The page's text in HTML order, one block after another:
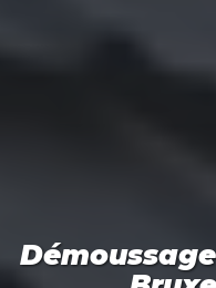
Démoussage